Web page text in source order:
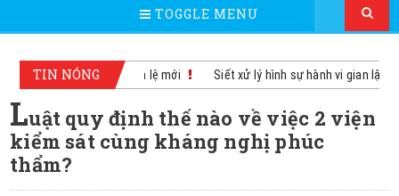
TOGGLE MENU
TIN NÓNG
Tối cao công bố 10 án lệ mới Siết xử lý hình sự hành vi gian lận,
Luật quy định thế nào về việc 2 viện
kiểm sát cùng kháng nghị phúc
thẩm?